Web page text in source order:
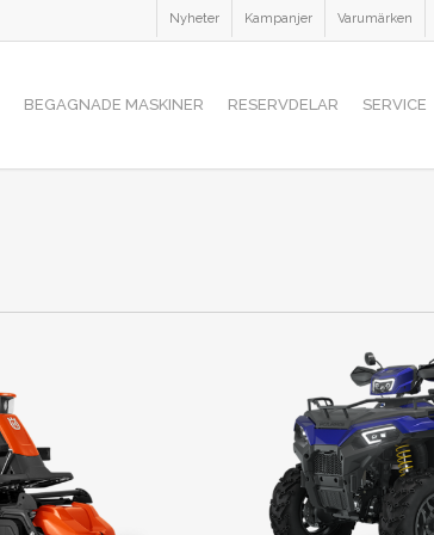
Nyheter Kampanjer Varumärken
BEGAGNADE MASKINER RESERVDELAR SERVICE